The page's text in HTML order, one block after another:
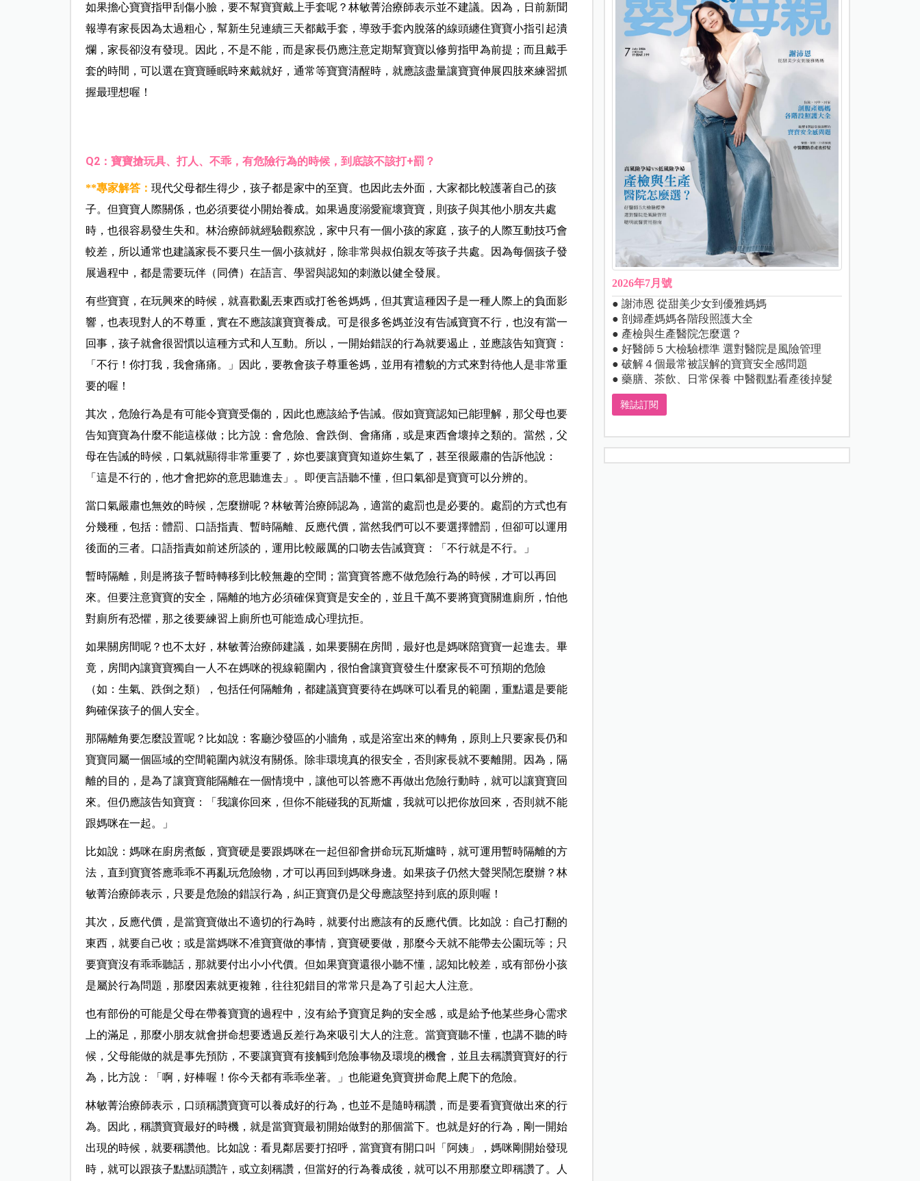
如果擔心寶寶指甲刮傷小臉，要不幫寶寶戴上手套呢？林敏菁治療師表示並不建議。因為，日前新聞
報導有家長因為太過粗心，幫新生兒連續三天都戴手套，導致手套內脫落的線頭纏住寶寶小指引起潰
爛，家長卻沒有發現。因此，不是不能，而是家長仍應注意定期幫寶寶以修剪指甲為前提；而且戴手
套的時間，可以選在寶寶睡眠時來戴就好，通常等寶寶清醒時，就應該盡量讓寶寶伸展四肢來練習抓
握最理想喔！
Q2：寶寶搶玩具、打人、不乖，有危險行為的時候，到底該不該打+罰？
**專家解答： 現代父母都生得少，孩子都是家中的至寶。也因此去外面，大家都比較護著自己的孩
子。但寶寶人際關係，也必須要從小開始養成。如果過度溺愛寵壞寶寶，則孩子與其他小朋友共處
時，也很容易發生失和。林治療師就經驗觀察說，家中只有一個小孩的家庭，孩子的人際互動技巧會
較差，所以通常也建議家長不要只生一個小孩就好，除非常與叔伯親友等孩子共處。因為每個孩子發
展過程中，都是需要玩伴（同儕）在語言、學習與認知的刺激以健全發展。
有些寶寶，在玩興來的時候，就喜歡亂丟東西或打爸爸媽媽，但其實這種因子是一種人際上的負面影
響，也表現對人的不尊重，實在不應該讓寶寶養成。可是很多爸媽並沒有告誡寶寶不行，也沒有當一
回事，孩子就會很習慣以這種方式和人互動。所以，一開始錯誤的行為就要遏止，並應該告知寶寶：
「不行！你打我，我會痛痛。」因此，要教會孩子尊重爸媽，並用有禮貌的方式來對待他人是非常重
要的喔！
其次，危險行為是有可能令寶寶受傷的，因此也應該給予告誡。假如寶寶認知已能理解，那父母也要
告知寶寶為什麼不能這樣做；比方說：會危險、會跌倒、會痛痛，或是東西會壞掉之類的。當然，父
母在告誡的時候，口氣就顯得非常重要了，妳也要讓寶寶知道妳生氣了，甚至很嚴肅的告訴他說：
「這是不行的，他才會把妳的意思聽進去」。即便言語聽不懂，但口氣卻是寶寶可以分辨的。
當口氣嚴肅也無效的時候，怎麼辦呢？林敏菁治療師認為，適當的處罰也是必要的。處罰的方式也有
分幾種，包括：體罰、口語指責、暫時隔離、反應代價，當然我們可以不要選擇體罰，但卻可以運用
後面的三者。口語指責如前述所談的，運用比較嚴厲的口吻去告誡寶寶：「不行就是不行。」
暫時隔離，則是將孩子暫時轉移到比較無趣的空間；當寶寶答應不做危險行為的時候，才可以再回
來。但要注意寶寶的安全，隔離的地方必須確保寶寶是安全的，並且千萬不要將寶寶關進廁所，怕他
對廁所有恐懼，那之後要練習上廁所也可能造成心理抗拒。
如果關房間呢？也不太好，林敏菁治療師建議，如果要關在房間，最好也是媽咪陪寶寶一起進去。畢
竟，房間內讓寶寶獨自一人不在媽咪的視線範圍內，很怕會讓寶寶發生什麼家長不可預期的危險
（如：生氣、跌倒之類），包括任何隔離角，都建議寶寶要待在媽咪可以看見的範圍，重點還是要能
夠確保孩子的個人安全。
那隔離角要怎麼設置呢？比如說：客廳沙發區的小牆角，或是浴室出來的轉角，原則上只要家長仍和
寶寶同屬一個區域的空間範圍內就沒有關係。除非環境真的很安全，否則家長就不要離開。因為，隔
離的目的，是為了讓寶寶能隔離在一個情境中，讓他可以答應不再做出危險行動時，就可以讓寶寶回
來。但仍應該告知寶寶：「我讓你回來，但你不能碰我的瓦斯爐，我就可以把你放回來，否則就不能
跟媽咪在一起。」
比如說：媽咪在廚房煮飯，寶寶硬是要跟媽咪在一起但卻會拼命玩瓦斯爐時，就可運用暫時隔離的方
法，直到寶寶答應乖乖不再亂玩危險物，才可以再回到媽咪身邊。如果孩子仍然大聲哭鬧怎麼辦？林
敏菁治療師表示，只要是危險的錯誤行為，糾正寶寶仍是父母應該堅持到底的原則喔！
其次，反應代價，是當寶寶做出不適切的行為時，就要付出應該有的反應代價。比如說：自己打翻的
東西，就要自己收；或是當媽咪不准寶寶做的事情，寶寶硬要做，那麼今天就不能帶去公園玩等；只
要寶寶沒有乖乖聽話，那就要付出小小代價。但如果寶寶還很小聽不懂，認知比較差，或有部份小孩
是屬於行為問題，那麼因素就更複雜，往往犯錯目的常常只是為了引起大人注意。
也有部份的可能是父母在帶養寶寶的過程中，沒有給予寶寶足夠的安全感，或是給予他某些身心需求
上的滿足，那麼小朋友就會拼命想要透過反差行為來吸引大人的注意。當寶寶聽不懂，也講不聽的時
候，父母能做的就是事先預防，不要讓寶寶有接觸到危險事物及環境的機會，並且去稱讚寶寶好的行
為，比方說：「啊，好棒喔！你今天都有乖乖坐著。」也能避免寶寶拼命爬上爬下的危險。
林敏菁治療師表示，口頭稱讚寶寶可以養成好的行為，也並不是隨時稱讚，而是要看寶寶做出來的行
為。因此，稱讚寶寶最好的時機，就是當寶寶最初開始做對的那個當下。也就是好的行為，剛一開始
出現的時候，就要稱讚他。比如說：看見鄰居要打招呼，當寶寶有開口叫「阿姨」，媽咪剛開始發現
時，就可以跟孩子點點頭讚許，或立刻稱讚，但當好的行為養成後，就可以不用那麼立即稱讚了。人
2026年7月號
● 謝沛恩 從甜美少女到優雅媽媽
● 剖婦產媽媽各階段照護大全
● 產檢與生產醫院怎麼選？
● 好醫師５大檢驗標準 選對醫院是風險管理
● 破解４個最常被誤解的寶寶安全感問題
● 藥膳、茶飲、日常保養 中醫觀點看產後掉髮
雜誌訂閱